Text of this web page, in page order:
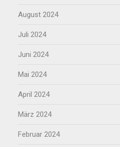
August 2024
Juli 2024
Juni 2024
Mai 2024
April 2024
März 2024
Februar 2024